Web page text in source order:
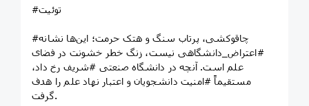
#توئیت
#چاقوکشی، پرتاب سنگ و هتک حرمت؛ این‌ها نشانه
#اعتراض_دانشگاهی نیست، زنگ خطر خشونت در فضای
علم است. آنچه در دانشگاه صنعتی #شریف رخ داد،
مستقیماً #امنیت دانشجویان و اعتبار نهاد علم را هدف
گرفت.